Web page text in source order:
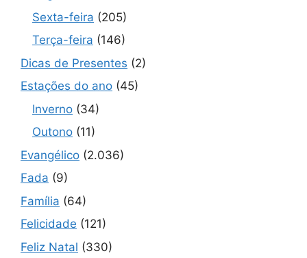
Sexta-feira (205)
Terça-feira (146)
Dicas de Presentes (2)
Estações do ano (45)
Inverno (34)
Outono (11)
Evangélico (2.036)
Fada (9)
Família (64)
Felicidade (121)
Feliz Natal (330)